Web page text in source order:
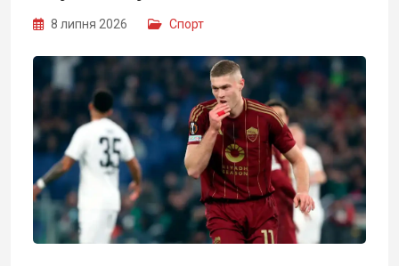
8 липня 2026 Спорт